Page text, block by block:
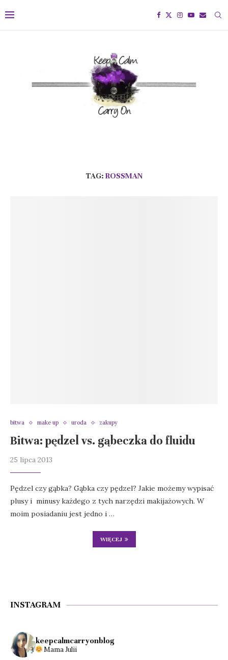
TAG: ROSSMAN
bitwa make up uroda zakupy
Bitwa: pędzel vs. gąbeczka do fluidu
25 lipca 2013
Pędzel czy gąbka? Gąbka czy pędzel? Jakie możemy wypisać
plusy i minusy każdego z tych narzędzi makijażowych. W
moim posiadaniu jest jedno i …
WIĘCEJ
INSTAGRAM
keepcalmcarryonblog
Mama Julii